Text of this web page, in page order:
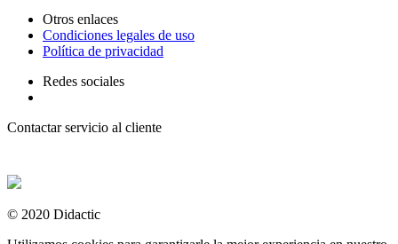
Otros enlaces
Condiciones legales de uso
Política de privacidad
Redes sociales
Contactar servicio al cliente
© 2020 Didactic